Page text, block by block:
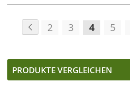
Seite
Seite
Zurück
Seite
2 Seite
3
Sie
gerade
die
4 Seite
5
PRODUKTE VERGLEICHEN